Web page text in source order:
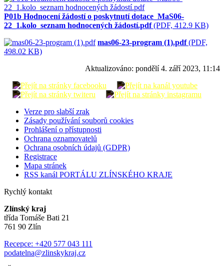
P01b Hodnocení žádostí o poskytnutí dotace_MaS06-
22_1.kolo_seznam hodnocených žádostí.pdf(PDF, 412.9 KB)
mas06-23-program (1).pdf(PDF,
498.02 KB)
Aktualizováno: pondělí 4. září 2023, 11:14
Verze pro slabší zrak
Zásady používání souborů cookies
Prohlášení o přístupnosti
Ochrana oznamovatelů
Ochrana osobních údajů (GDPR)
Registrace
Mapa stránek
RSS kanál PORTÁLU ZLÍNSKÉHO KRAJE
Rychlý kontakt
Zlínský kraj
třída Tomáše Bati 21
761 90 Zlín
Recepce: +420 577 043 111
podatelna@zlinskykraj.cz